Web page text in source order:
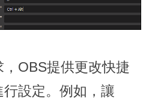
OBS提供更改快捷
設定。例如，讓